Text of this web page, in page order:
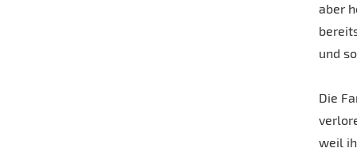
aber
und
Die
weil